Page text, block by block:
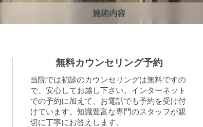
施術内容
無料カウンセリング予約
当院では初診のカウンセリングは無料ですの
で、安心してお越し下さい。インターネット
での予約に加えて、お電話でも予約を受け付
けています。知識豊富な専門のスタッフが親
切に丁寧にお答えします。